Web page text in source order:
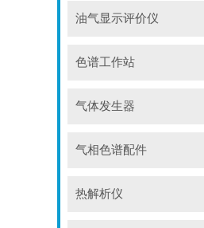
油气显示评价仪
色谱工作站
气体发生器
气相色谱配件
热解析仪